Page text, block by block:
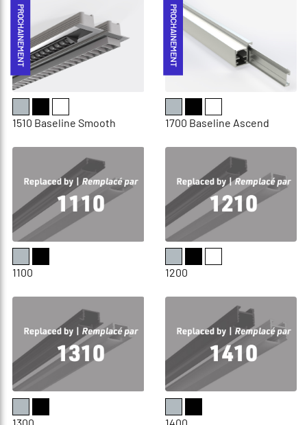
PROCHAINEMENT
1510 Baseline Smooth
PROCHAINEMENT
1700 Baseline Ascend
1100 1200
1300 1400